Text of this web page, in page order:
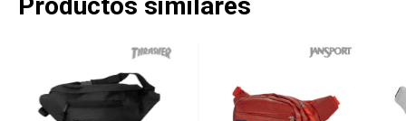
Productos similares